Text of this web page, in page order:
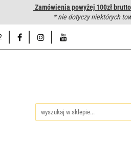
Zamówienia powyżej 100zł
* nie dotyczy niektórych
węży hydraulicznych